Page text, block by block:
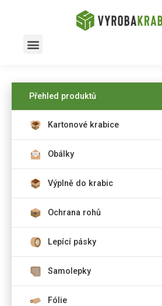
Přehled produktů
Kartonové krabice
Obálky
Výplně do krabic
Ochrana rohů
Lepící pásky
Samolepky
Fólie